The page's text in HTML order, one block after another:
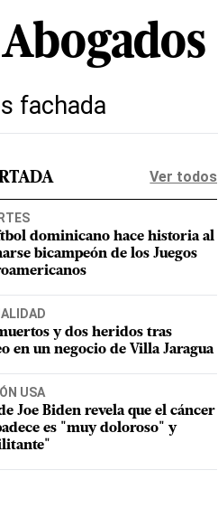
fachada
Ver todos
dominicano hace historia al
bicampeón de los Juegos
y dos heridos tras
en un negocio de Villa Jaragua
USA
Joe Biden revela que el cáncer
es "muy doloroso" y